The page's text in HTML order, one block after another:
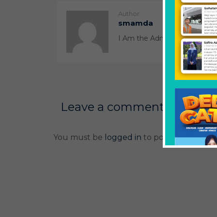
Author:
smamda
I Am the Admin
Leave a comment
You must be logged in to post a